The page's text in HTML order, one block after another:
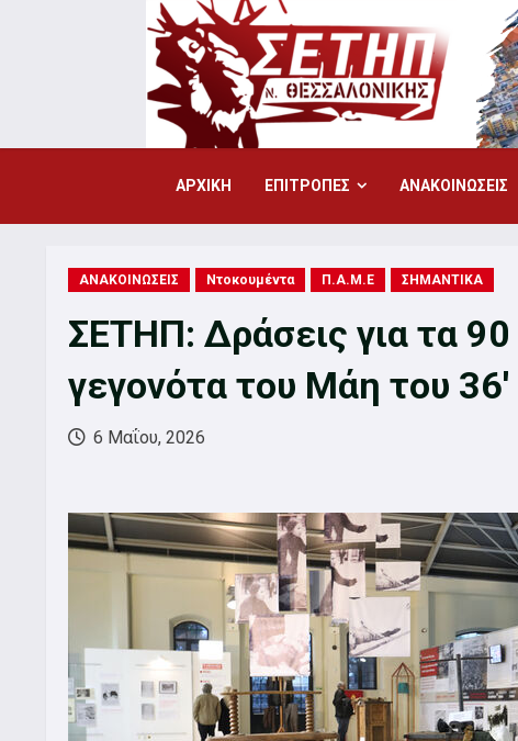
ΑΡΧΙΚΗ ΕΠΙΤΡΟΠΕΣ ΑΝΑΚΟΙΝΩΣΕΙΣ
ΑΝΑΚΟΙΝΩΣΕΙΣ Ντοκουμέντα Π.Α.Μ.Ε ΣΗΜΑΝΤΙΚΑ
ΣΕΤΗΠ: Δράσεις για τα 90
γεγονότα του Μάη του 36′
6 Μαΐου, 2026